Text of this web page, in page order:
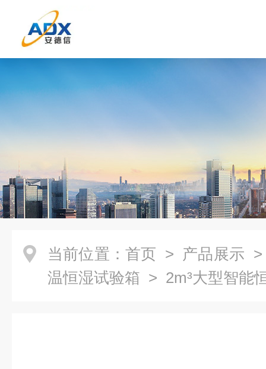
当前位置： 首页 > 产品展示
温恒湿试验箱 > 2m³大型智能